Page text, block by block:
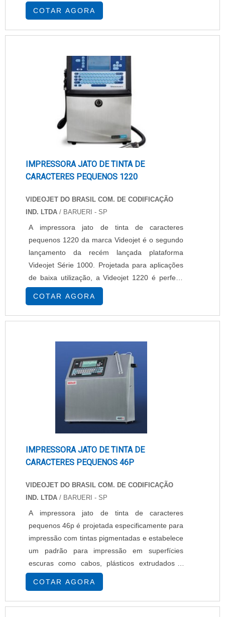
quatro linhas de texto. Além disso, foi
desenvolvida para atender uma ampla gama de
aplicações nos mais variados ambientes
de caracteres pequenos 46s possui baixo custo
de impressão, bot....
COTAR AGORA
IMPRESSORA JATO DE TINTA DE
CARACTERES PEQUENOS 1220
VIDEOJET DO BRASIL COM. DE CODIFICAÇÃO
IND. LTDA / BARUERI - SP
A impressora jato de tinta de caracteres
pequenos 1220 da marca Videojet é o segundo
lançamento da recém lançada plataforma
Videojet Série 1000. Projetada para aplicações
de baixa utilização, a Videojet 1220 é perfeita
para atender a aplicações que envolvem
operações de seis a oito horas por dia em cinco
dias por semana. Desenvolvida para impressão
como indústria de alimentos, bebidas, química,
COTAR AGORA
IMPRESSORA JATO DE TINTA DE
CARACTERES PEQUENOS 46P
VIDEOJET DO BRASIL COM. DE CODIFICAÇÃO
IND. LTDA / BARUERI - SP
A impressora jato de tinta de caracteres
pequenos 46p é projetada especificamente para
impressão com tintas pigmentadas e estabelece
um padrão para impressão em superfícies
escuras como cabos, plásticos extrudados e
componentes automotivos. Como
características diferenciadas, a impressora jato
de tinta de caracteres pequenos 46p apresenta
COTAR AGORA